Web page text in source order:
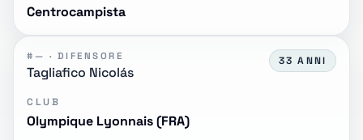
Centrocampista
#— · DIFENSORE
Tagliafico Nicolás
33 ANNI
CLUB
Olympique Lyonnais (FRA)